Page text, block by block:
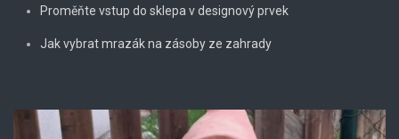
Proměňte vstup do sklepa v designový prvek
Jak vybrat mrazák na zásoby ze zahrady